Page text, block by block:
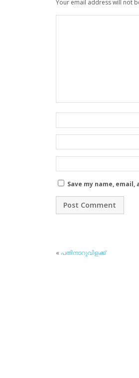
Your email address will not
Save my name,
« പതിനാറുവിളക്ക്